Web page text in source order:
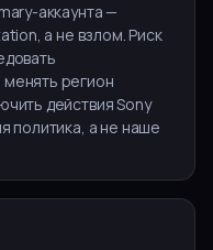
аккаунта —
а не взлом. Риск
регион
действия Sony
политика, а не наше